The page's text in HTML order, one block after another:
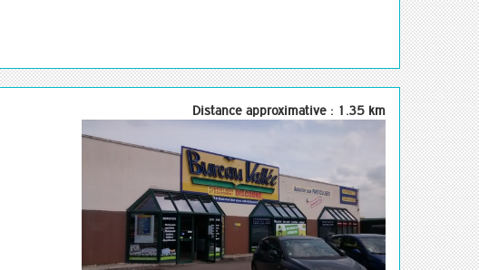
Distance approximative : 1.35 km